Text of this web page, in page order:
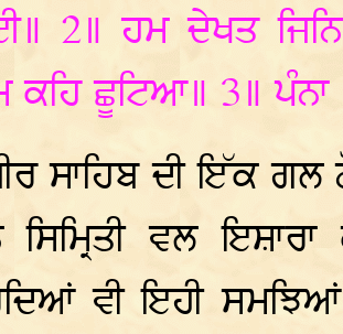
2॥ ਹਮ ਦੇਖਤ
ਕਹਿ ਛੂਟਿਆ॥ 3॥
ਸਾਹਿਬ ਦੀ ਇੱਕ
ਸਿਮ੍ਰਿਤੀ ਵਲ
ਵੀ ਇਹੀ